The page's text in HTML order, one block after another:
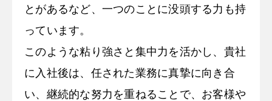
とがあるなど、一つのことに没頭する力も持
っています。
このような粘り強さと集中力を活かし、貴社
に入社後は、任された業務に真摯に向き合
い、継続的な努力を重ねることで、お客様や